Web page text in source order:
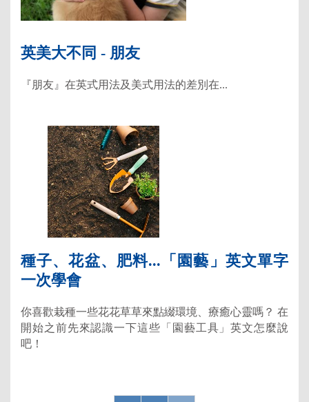
英美大不同 - 朋友
『朋友』在英式用法及美式用法的差別在...
種子、花盆、肥料...「園藝」英文單字
一次學會
你喜歡栽種一些花花草草來點綴環境、療癒心靈嗎？ 在
開始之前先來認識一下這些「園藝工具」英文怎麼說
吧！